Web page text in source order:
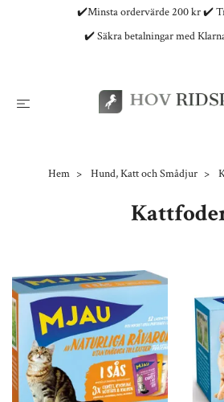
✔️Minsta ordervärde 200 kr ✔️
✔️ Säkra betalningar med
Hem Hund, Katt och Smådjur